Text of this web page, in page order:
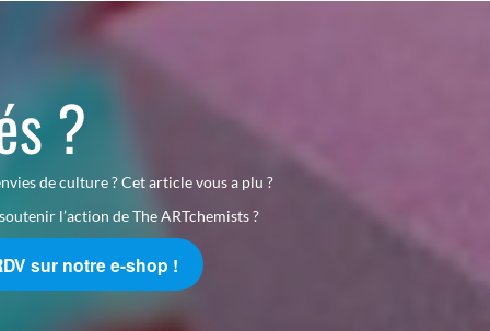
?
de culture ? Cet article vous a plu ?
l’action de The ARTchemists ?
sur notre e-shop !